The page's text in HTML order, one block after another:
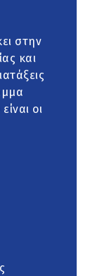
στην
και
οι